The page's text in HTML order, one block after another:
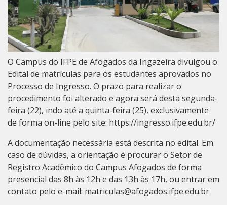
O Campus do IFPE de Afogados da Ingazeira divulgou o
Edital de matrículas para os estudantes aprovados no
Processo de Ingresso. O prazo para realizar o
procedimento foi alterado e agora será desta segunda-
feira (22), indo até a quinta-feira (25), exclusivamente
de forma on-line pelo site: https://ingresso.ifpe.edu.br/
A documentação necessária está descrita no edital. Em
caso de dúvidas, a orientação é procurar o Setor de
Registro Acadêmico do Campus Afogados de forma
presencial das 8h às 12h e das 13h às 17h, ou entrar em
contato pelo e-mail: matriculas@afogados.ifpe.edu.br